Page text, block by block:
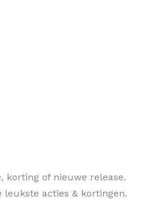
korting of nieuwe release.
leukste acties & kortingen.